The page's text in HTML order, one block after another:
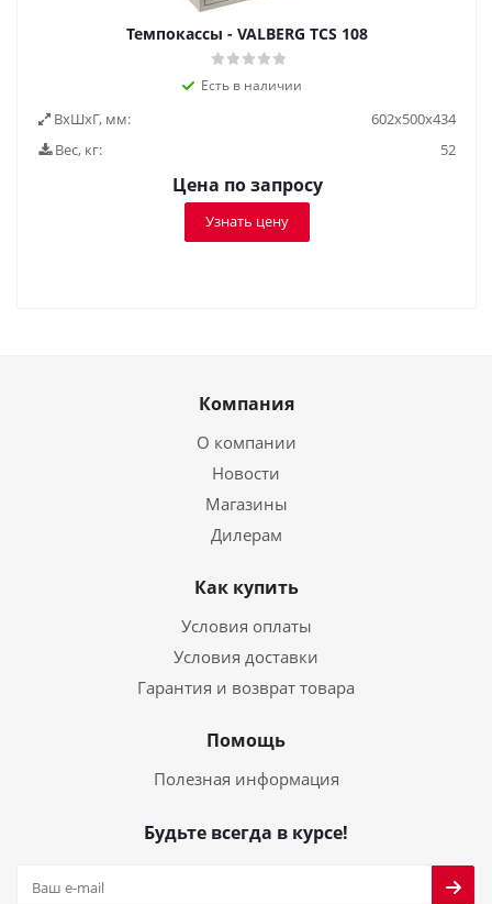
Темпокассы - VALBERG TCS 108
Есть в наличии
ВxШxГ, мм:
602x500x434
Вес, кг:
52
Цена по запросу
Узнать цену
Компания
О компании
Новости
Магазины
Дилерам
Как купить
Условия оплаты
Условия доставки
Гарантия и возврат товара
Помощь
Полезная информация
Будьте всегда в курсе!